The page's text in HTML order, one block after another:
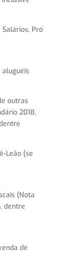
Pró
aluguéis
outras
2018,
Leão (se
(Nota
dentre
de